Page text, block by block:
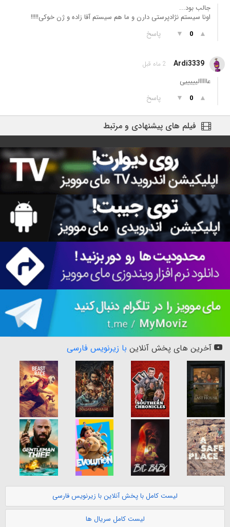
جالب بود...
اونا سیستم نژادپرستی دارن و ما هم سیستم آقا زاده و ژن خوکی!!!!!
▲
0
▼ پاسخ
Ardi3339 2 ماه قبل
عااااالیییییی
▲
0
▼ پاسخ
فیلم های پیشنهادی و مرتبط
آخرین های پخش آنلاین با زیرنویس فارسی
لیست کامل با پخش آنلاین با زیرنویس فارسی
لیست کامل سریال ها